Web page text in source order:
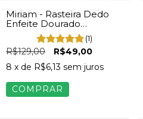
Miriam - Rasteira Dedo
Enfeite Dourado
Feminina Bege
(1)
R$129,00
R$49,00
8 x de R$6,13 sem juros
COMPRAR